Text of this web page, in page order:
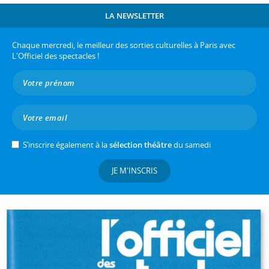
LA NEWSLETTER
Chaque mercredi, le meilleur des sorties culturelles à Paris avec
L'Officiel des spectacles !
S’inscrire également à lasélection théâtredu samedi
JE M'INSCRIS